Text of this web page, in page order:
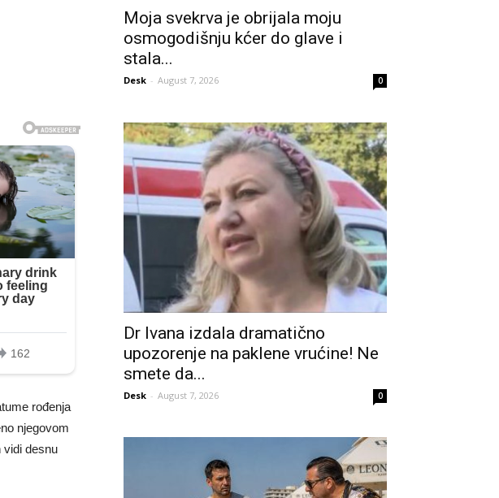
rođenja
njegovom
vidi desnu
Moja svekrva je obrijala moju
osmogodišnju kćer do glave i
stala...
Desk - August 7, 2026 0
Dr Ivana izdala dramatično
upozorenje na paklene vrućine! Ne
smete da...
Desk - August 7, 2026 0